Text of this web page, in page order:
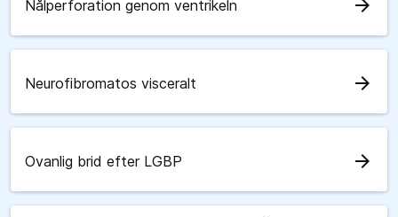
Nålperforation genom ventrikeln arrow_forward
Neurofibromatos visceralt arrow_forward
Ovanlig brid efter LGBP arrow_forward